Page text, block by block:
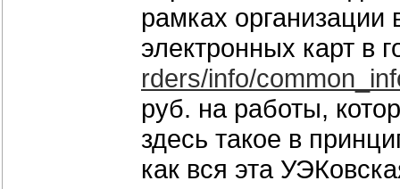
рамках
электронных карт в
rders/info/
руб. на работы,
здесь такое в
как вся эта